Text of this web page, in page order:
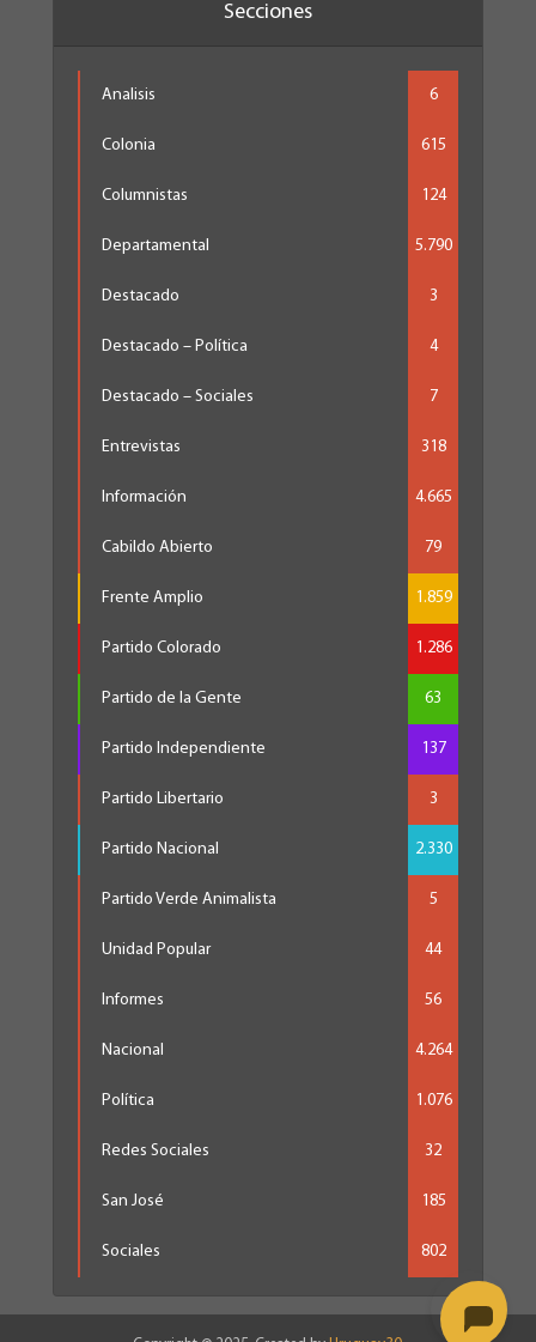
Secciones
Analisis 6
Colonia 615
Columnistas 124
Departamental 5.790
Destacado 3
Destacado – Política 4
Destacado – Sociales 7
Entrevistas 318
Información 4.665
Cabildo Abierto 79
Frente Amplio 1.859
Partido Colorado 1.286
Partido de la Gente 63
Partido Independiente 137
Partido Libertario 3
Partido Nacional 2.330
Partido Verde Animalista 5
Unidad Popular 44
Informes 56
Nacional 4.264
Política 1.076
Redes Sociales 32
San José 185
Sociales 802